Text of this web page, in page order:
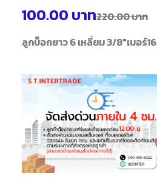
220.00บาท
100.00 บาท
ลูกบ็อกยาว 6 เหลี่ยม 3/8"เบอร์16